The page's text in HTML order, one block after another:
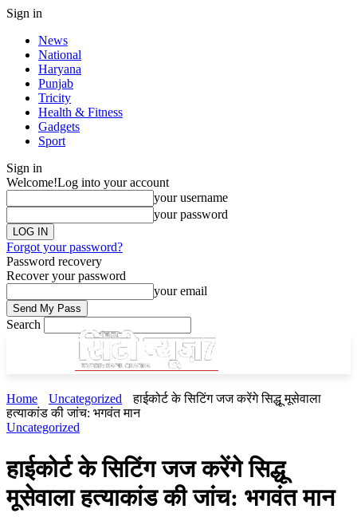
Sign in
News
National
Haryana
Punjab
Tricity
Health & Fitness
Gadgets
Sport
Sign in
Welcome!Log into your account
your username
your password
Forgot your password?
Password recovery
Recover your password
your email
Search
Home Uncategorized
हाईकोर्ट के सिटिंग जज करेंगे सिद्धू मूसेवाला
हत्याकांड की जांच: भगवंत मान
Uncategorized
हाईकोर्ट के सिटिंग जज करेंगे सिद्धू
मूसेवाला हत्याकांड की जांच: भगवंत मान